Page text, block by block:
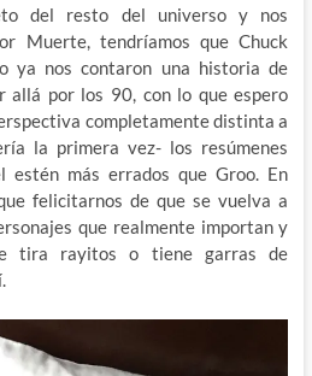
del resto del universo y nos
Muerte, tendríamos que Chuck
ya nos contaron una historia de
allá por los 90, con lo que espero
completamente distinta a
la primera vez- los resúmenes
estén más errados que Groo. En
felicitarnos de que se vuelva a
que realmente importan y
tira rayitos o tiene garras de